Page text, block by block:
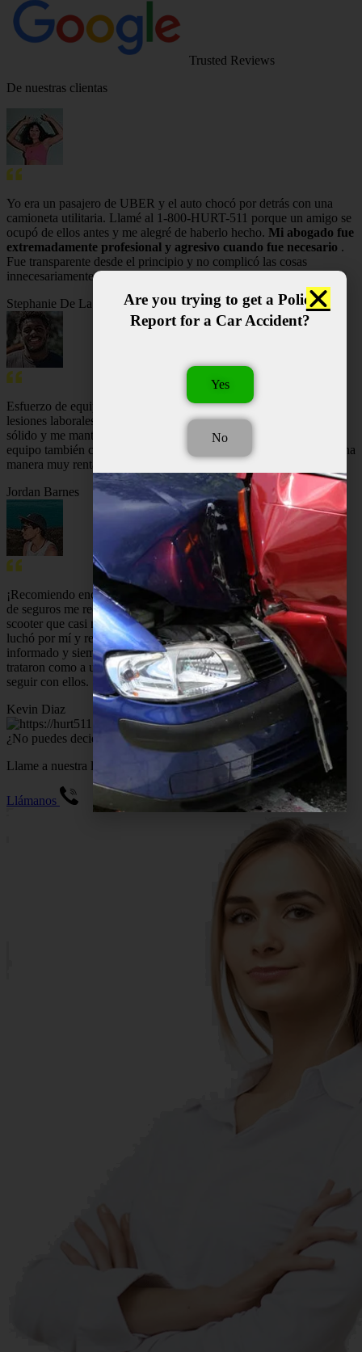
Trusted Reviews
De nuestras clientas
Yo era un pasajero de UBER y el auto chocó por detrás con una
camioneta utilitaria. Llamé al 1-800-HURT-511 porque un amigo se
ocupó de ellos antes y me alegré de haberlo hecho. Mi abogado fue
extremadamente profesional y agresivo cuando fue necesario .
Fue transparente desde el principio y no complicó las cosas
innecesariamente.
Stephanie De La Cruz
Esfuerzo de equipo serio de todo el personal para que mi caso de
lesiones laborales se resuelva rápidamente. Construyeron un caso
sólido y me mantuvieron informado durante todo el tiempo. Este
equipo también cumplió en dos ocasiones anteriores y lo hizo de una
manera muy rentable.
¡Un cliente fiel de por vida, gracias!
Jordan Barnes
¡Recomiendo encarecidamente HURT-511! Cuando las compañías
de seguros me rechazaron después de un aterrador accidente de
scooter que casi me mata, ¡un abogado de HURT-511 se quedó y
luchó por mí y recuperó toda la póliza! Su personal está bien
informado y siempre disponible para responder mis preguntas. Me
trataron como a uno de los suyos y tomé la decisión correcta de
seguir con ellos. ¡Muchas gracias!
Kevin Diaz
¿No puedes decidir qué es lo mejor para ti?
Llame a nuestra línea de ayuda 24 x 7 para discutir su caso ahora.
Llámanos
Are you trying to get a Police
Report for a Car Accident?
Yes
No